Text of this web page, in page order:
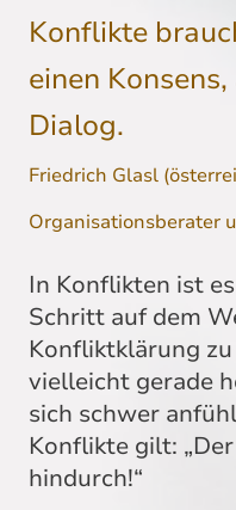
Konflikte
einen
Dialog.
Friedrich Glasl
Organisationsberater
In Konflikten ist
Schritt auf dem
Konfliktklärung
vielleicht gerade
sich schwer
Konflikte gilt:
hindurch!“